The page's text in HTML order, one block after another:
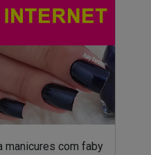
manicures com faby